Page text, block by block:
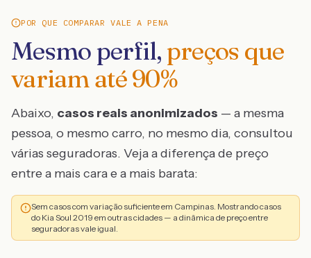
POR QUE COMPARAR VALE A PENA
Mesmo perfil, preços que
variam até90%
Abaixo, casos reais anonimizados — a mesma
pessoa, o mesmo carro, no mesmo dia, consultou
várias seguradoras. Veja a diferença de preço
entre a mais cara e a mais barata:
Sem casos com variação suficiente em Campinas. Mostrando casos
do Kia Soul 2019 em outras cidades — a dinâmica de preço entre
seguradoras vale igual.